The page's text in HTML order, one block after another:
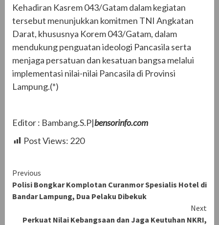
Kehadiran Kasrem 043/Gatam dalam kegiatan
tersebut menunjukkan komitmen TNI Angkatan
Darat, khususnya Korem 043/Gatam, dalam
mendukung penguatan ideologi Pancasila serta
menjaga persatuan dan kesatuan bangsa melalui
implementasi nilai-nilai Pancasila di Provinsi
Lampung.(*)
Editor : Bambang.S.P|bensorinfo.com
Post Views: 220
Continue
Reading
Previous
Polisi Bongkar Komplotan Curanmor Spesialis Hotel di
Bandar Lampung, Dua Pelaku Dibekuk
Next
Perkuat Nilai Kebangsaan dan Jaga Keutuhan NKRI,